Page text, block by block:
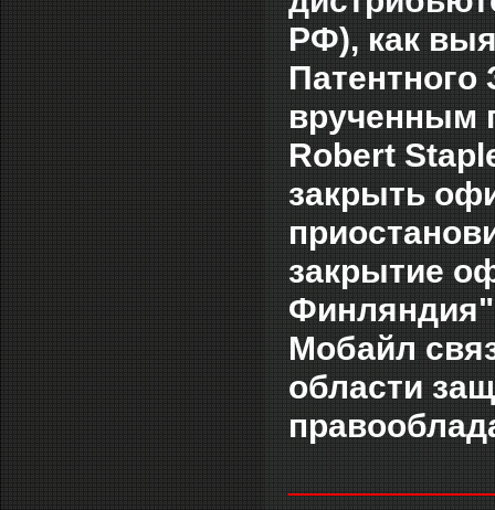
РФ), как
Патентного
врученным
Robert
закрыть
закрытие
Финляндия"
Мобайл
области